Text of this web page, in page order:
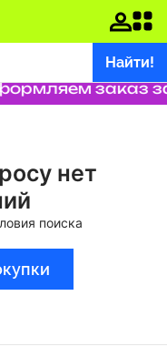
Найти!
заказ
нет
поиска